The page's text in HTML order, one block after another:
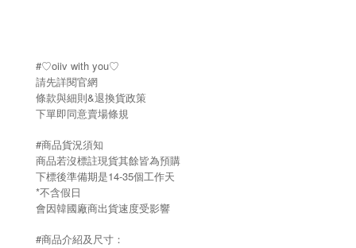
#♡oiiv with you♡
請先詳閱官網
條款與細則&退換貨政策
下單即同意賣場條規
#商品貨況須知
商品若沒標註現貨其餘皆為預購
下標後準備期是14-35個工作天
*不含假日
會因韓國廠商出貨速度受影響
#商品介紹及尺寸：